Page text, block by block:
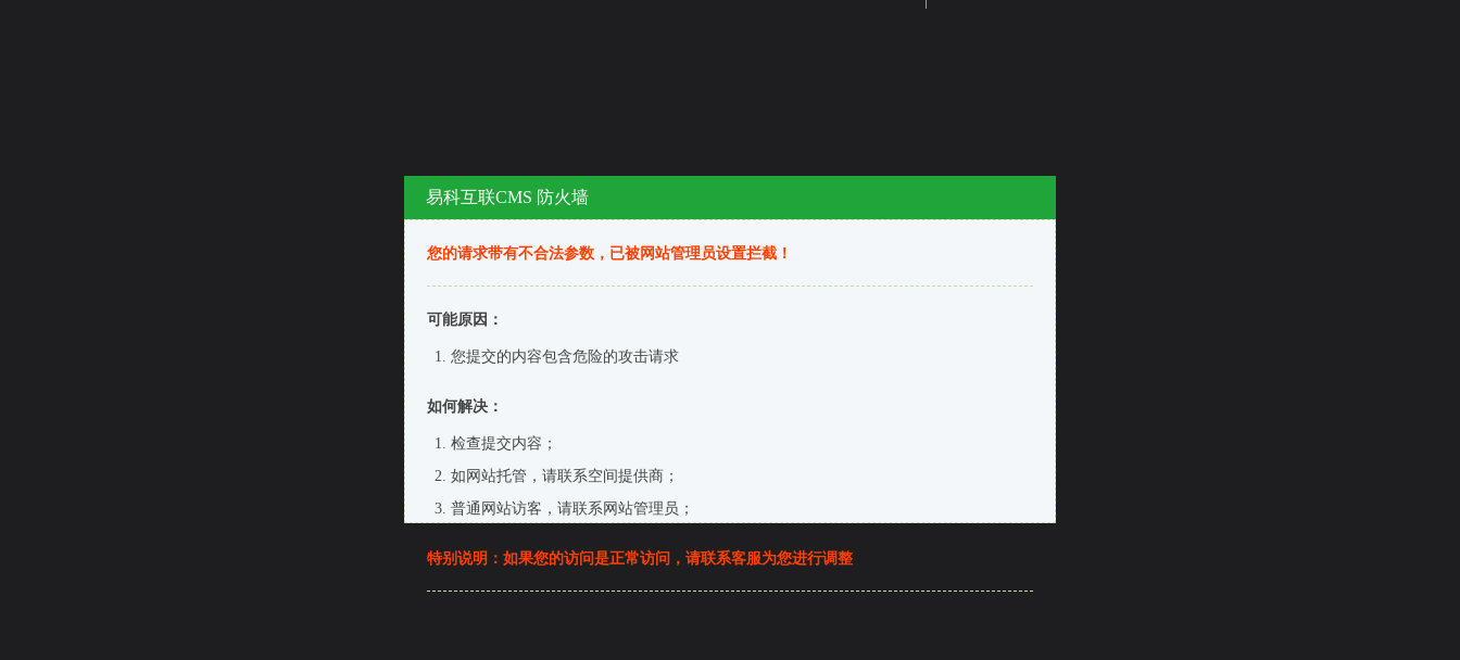
易科互联CMS 防火墙
您的请求带有不合法参数，已被网站管理员设置拦截！
可能原因：
您提交的内容包含危险的攻击请求
如何解决：
检查提交内容；
如网站托管，请联系空间提供商；
普通网站访客，请联系网站管理员；
特别说明：如果您的访问是正常访问，请联系客服为您进行调整